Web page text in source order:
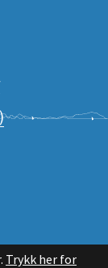
Trykk her for